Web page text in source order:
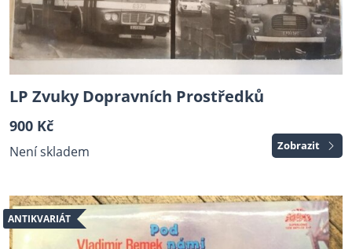
LP Zvuky Dopravních Prostředků
900 Kč
Není skladem Zobrazit
ANTIKVARIÁT